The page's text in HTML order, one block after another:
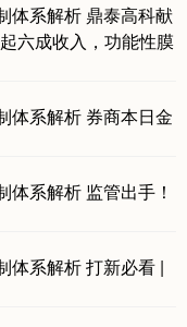
体系解析 鼎泰高科献
六成收入，功能性膜
体系解析 券商本日金
系解析 监管出手！
体系解析 打新必看 |